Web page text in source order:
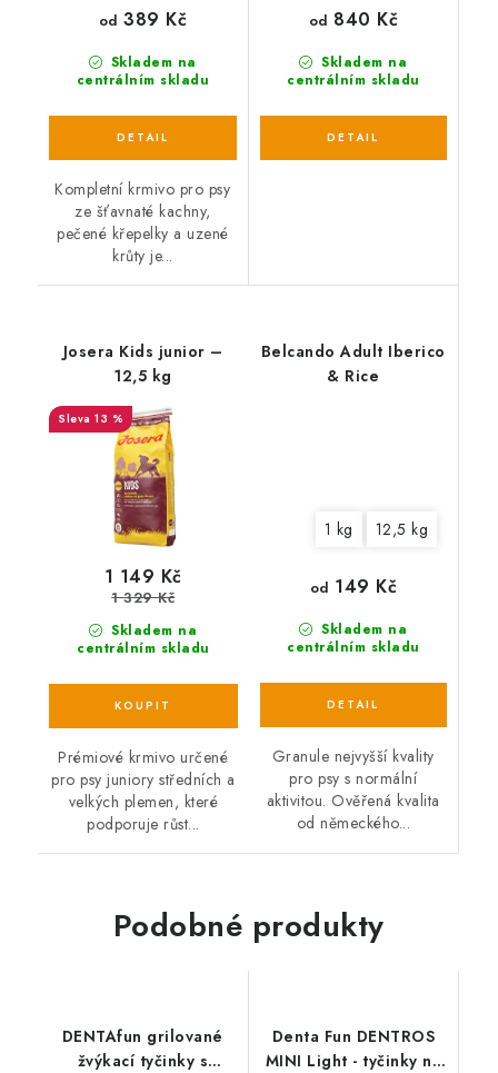
Skladem na
centrálním skladu
od 389 Kč
Kompletní krmivo pro psy
ze šťavnaté kachny,
pečené křepelky a uzené
krůty je...
Skladem na
centrálním skladu
od 840 Kč
Josera Kids junior –
12,5 kg
13 %
Skladem na
centrálním skladu
1 149 Kč
1 329 Kč
Prémiové krmivo určené
pro psy juniory středních a
velkých plemen, které
podporuje růst...
Belcando Adult Iberico
& Rice
1 kg 12,5 kg
Skladem na
centrálním skladu
od 149 Kč
Granule nejvyšší kvality
pro psy s normální
aktivitou. Ověřená kvalita
od německého...
Podobné produkty
DENTAfun grilované
žvýkací tyčinky s
Denta Fun DENTROS
MINI Light - tyčinky na